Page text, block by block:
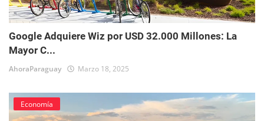
Google Adquiere Wiz por USD 32.000 Millones: La
Mayor C...
AhoraParaguay Marzo 18, 2025
Economía